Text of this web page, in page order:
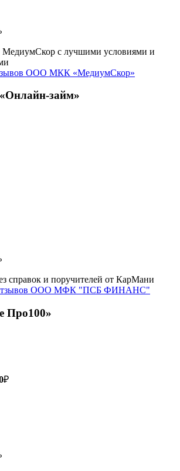
ООО МКК «МедиумСкор»
займ»
ООО МФК "ПСБ ФИНАНС"
Про100»
₽